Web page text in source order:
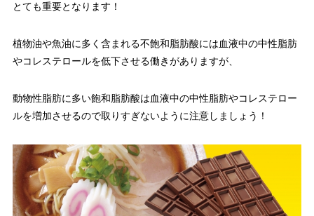
とても重要となります！
植物油や魚油に多く含まれる不飽和脂肪酸には血液中の中性脂肪
やコレステロールを低下させる働きがありますが、
動物性脂肪に多い飽和脂肪酸は血液中の中性脂肪やコレステロー
ルを増加させるので取りすぎないように注意しましょう！